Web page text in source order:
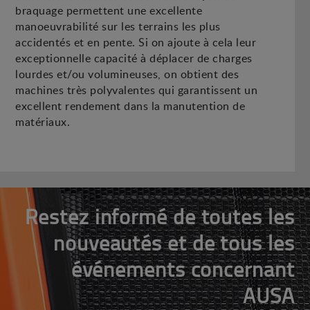
braquage permettent une excellente
manoeuvrabilité sur les terrains les plus
accidentés et en pente. Si on ajoute à cela leur
exceptionnelle capacité à déplacer de charges
lourdes et/ou volumineuses, on obtient des
machines très polyvalentes qui garantissent un
excellent rendement dans la manutention de
matériaux.
Restez informé de toutes les
nouveautés et de tous les
événements concernant
AUSA